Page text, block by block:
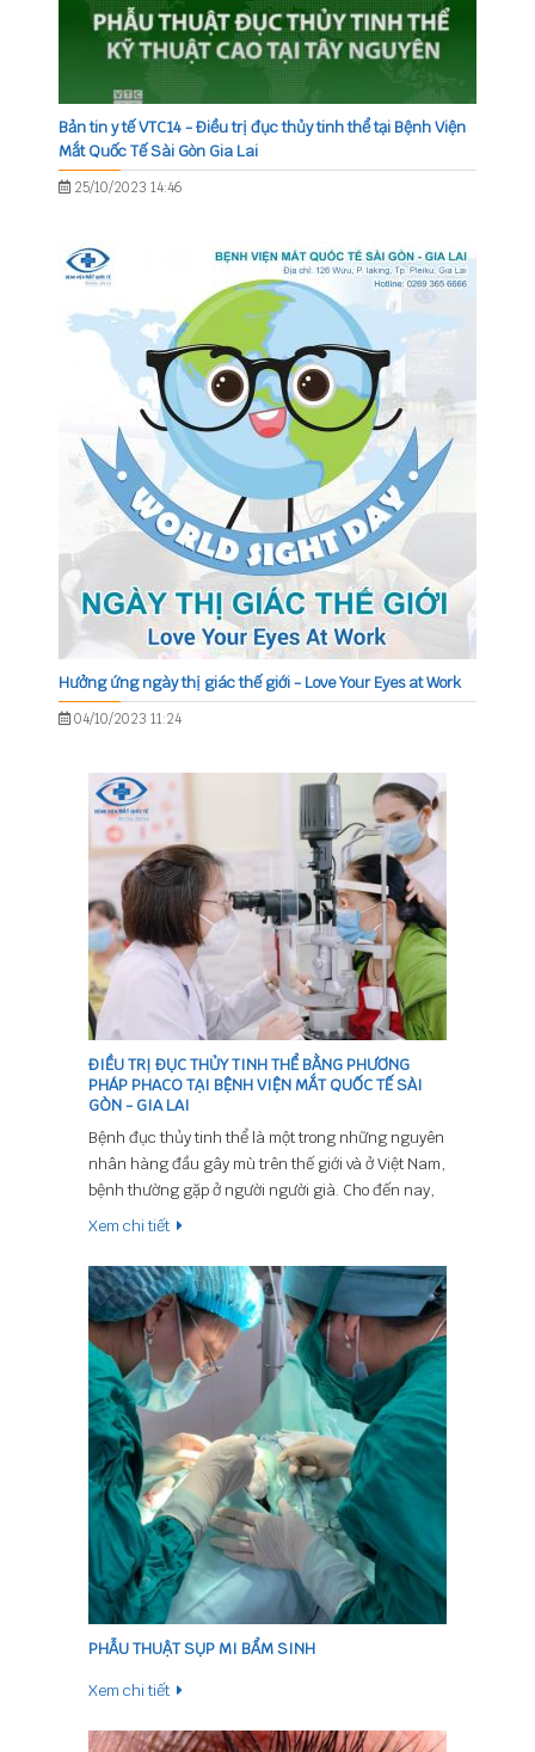
Bản tin y tế VTC14 - Điều trị đục thủy tinh thể tại Bệnh Viện
Mắt Quốc Tế Sài Gòn Gia Lai
25/10/2023 14:46
Hưởng ứng ngày thị giác thế giới - Love Your Eyes at Work
04/10/2023 11:24
ĐIỀU TRỊ ĐỤC THỦY TINH THỂ BẰNG PHƯƠNG
PHÁP PHACO TẠI BỆNH VIỆN MẮT QUỐC TẾ SÀI
GÒN - GIA LAI
Bệnh đục thủy tinh thể là một trong những nguyên
nhân hàng đầu gây mù trên thế giới và ở Việt Nam,
bệnh thường gặp ở người người già. Cho đến nay,
chưa có loại thuốc nào có thể điều trị được đục
thuật được áp dụng phổ biến nhất trên toàn thế
giới trong điều trị đục thủy tinh thể. Hằng năm, ở
nước ta có khoảng 300 000 mắt được phẫu thuật
bằng phương pháp này.
Xem chi tiết
PHẪU THUẬT SỤP MI BẨM SINH
Xem chi tiết